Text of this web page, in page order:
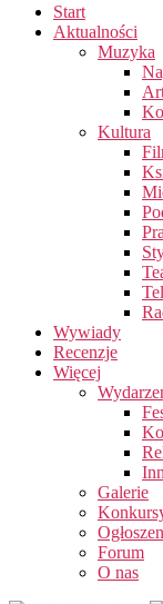
Start
Aktualności
Muzyka
Kultura
Wywiady
Recenzje
Więcej
Galerie
Forum
O nas